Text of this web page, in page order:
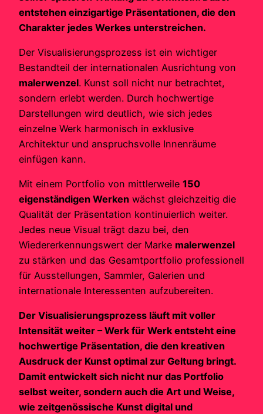
entstehen einzigartige Präsentationen, die den
Charakter jedes Werkes unterstreichen.
Der Visualisierungsprozess ist ein wichtiger
Bestandteil der internationalen Ausrichtung von
malerwenzel. Kunst soll nicht nur betrachtet,
sondern erlebt werden. Durch hochwertige
Darstellungen wird deutlich, wie sich jedes
einzelne Werk harmonisch in exklusive
Architektur und anspruchsvolle Innenräume
einfügen kann.
Mit einem Portfolio von mittlerweile 150
eigenständigen Werken wächst gleichzeitig die
Qualität der Präsentation kontinuierlich weiter.
Jedes neue Visual trägt dazu bei, den
Wiedererkennungswert der Marke malerwenzel
zu stärken und das Gesamtportfolio professionell
für Ausstellungen, Sammler, Galerien und
internationale Interessenten aufzubereiten.
Der Visualisierungsprozess läuft mit voller
Intensität weiter – Werk für Werk entsteht eine
hochwertige Präsentation, die den kreativen
Ausdruck der Kunst optimal zur Geltung bringt.
Damit entwickelt sich nicht nur das Portfolio
selbst weiter, sondern auch die Art und Weise,
wie zeitgenössische Kunst digital und